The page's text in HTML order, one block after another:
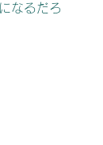
なるだろ